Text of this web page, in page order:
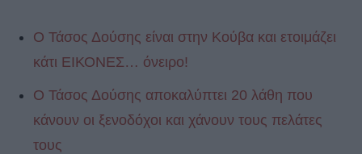
Ο Τάσος Δούσης είναι στην Κούβα και ετοιμάζει
κάτι ΕΙΚΟΝΕΣ… όνειρο!
Ο Τάσος Δούσης αποκαλύπτει 20 λάθη που
κάνουν οι ξενοδόχοι και χάνουν τους πελάτες
τους